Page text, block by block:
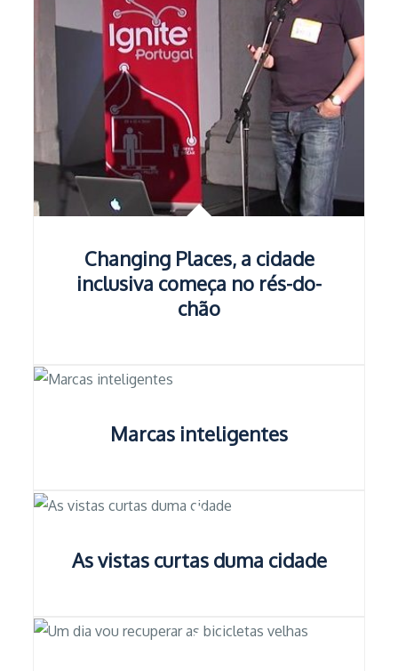
Changing Places, a cidade
inclusiva começa no rés-do-
chão
Marcas inteligentes
As vistas curtas duma cidade